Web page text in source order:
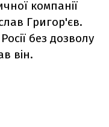
компанії
Григор'єв.
без дозволу
він.